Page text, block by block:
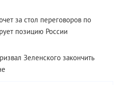
за стол переговоров по
позицию России
Зеленского закончить